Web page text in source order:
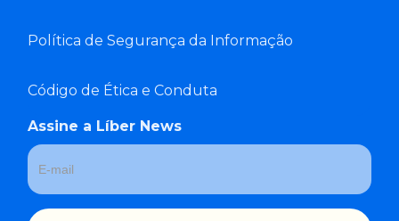
Política de Segurança da Informação
Código de Ética e Conduta
Assine a Líber News